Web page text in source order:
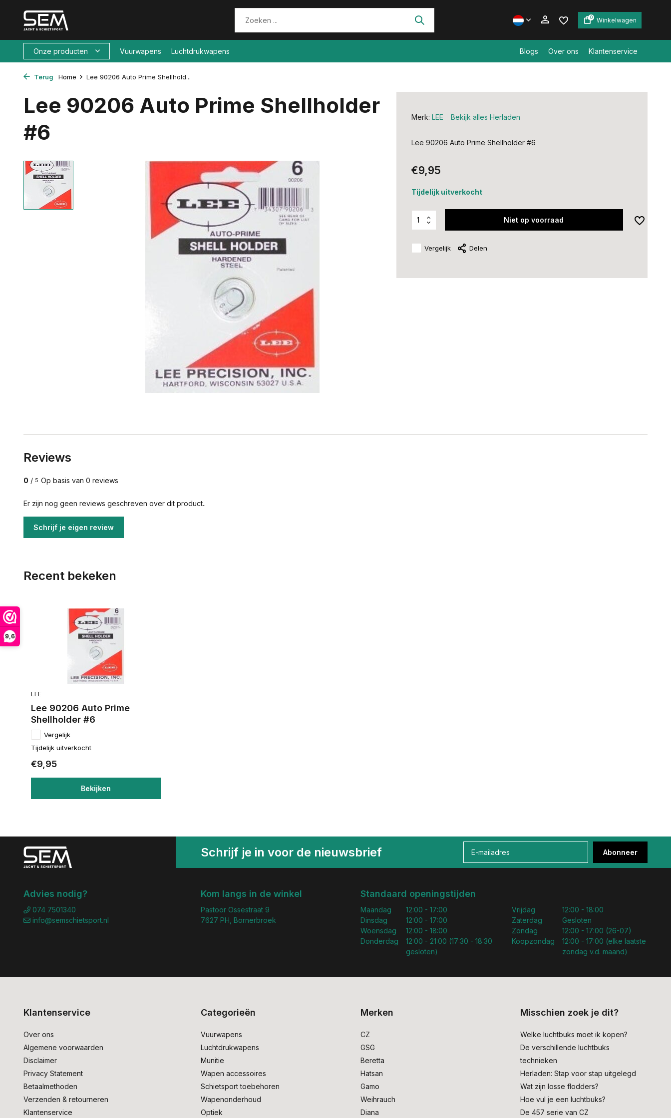
9,6
0 Winkelwagen
Onze producten Vuurwapens Luchtdrukwapens Blogs Over ons Klantenservice
Terug Home Lee 90206 Auto Prime Shellhold...
Lee 90206 Auto Prime Shellholder
#6
Merk: LEE Bekijk alles Herladen
Lee 90206 Auto Prime Shellholder #6
€9,95
Tijdelijk uitverkocht
Niet op voorraad
Vergelijk Delen
Reviews
0 / 5 Op basis van 0 reviews
Er zijn nog geen reviews geschreven over dit product..
Schrijf je eigen review
Recent bekeken
LEE
Lee 90206 Auto Prime
Shellholder #6
Vergelijk
Tijdelijk uitverkocht
€9,95
Bekijken
Schrijf je in voor de nieuwsbrief Abonneer
Advies nodig?
074 7501340
info@semschietsport.nl
Kom langs in de winkel
Pastoor Ossestraat 9
7627 PH, Bornerbroek
Standaard openingstijden
Maandag
Dinsdag
Woensdag
Donderdag
12:00 - 17:00
12:00 - 17:00
12:00 - 18:00
12:00 - 21:00 (17:30 - 18:30
gesloten)
Vrijdag
Zaterdag
Zondag
Koopzondag
12:00 - 18:00
Gesloten
12:00 - 17:00 (26-07)
12:00 - 17:00 (elke laatste
zondag v.d. maand)
Klantenservice
Over ons
Algemene voorwaarden
Disclaimer
Privacy Statement
Betaalmethoden
Verzenden & retourneren
Klantenservice
Categorieën
Vuurwapens
Luchtdrukwapens
Munitie
Wapen accessoires
Schietsport toebehoren
Wapenonderhoud
Optiek
Merken
CZ
GSG
Beretta
Hatsan
Gamo
Weihrauch
Diana
Misschien zoek je dit?
Welke luchtbuks moet ik kopen?
De verschillende luchtbuks
technieken
Herladen: Stap voor stap uitgelegd
Wat zijn losse flodders?
Hoe vul je een luchtbuks?
De 457 serie van CZ